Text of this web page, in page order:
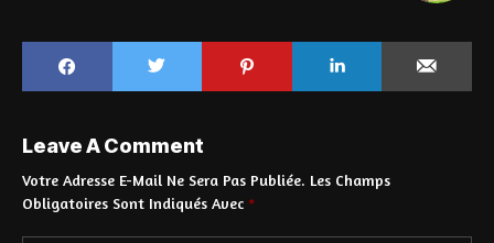
Leave A Comment
Votre Adresse E-Mail Ne Sera Pas Publiée. Les Champs
Obligatoires Sont Indiqués Avec *